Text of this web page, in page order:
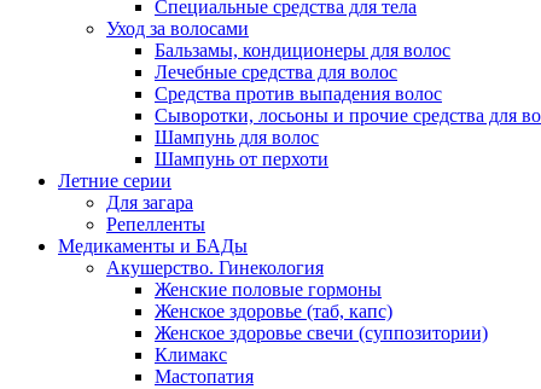
Специальные средства для тела
Уход за волосами
Бальзамы, кондиционеры для волос
Лечебные средства для волос
Средства против выпадения волос
Сыворотки, лосьоны и прочие средства для
Шампунь для волос
Шампунь от перхоти
Летние серии
Для загара
Репелленты
Медикаменты и БАДы
Акушерство. Гинекология
Женские половые гормоны
Женское здоровье (таб, капс)
Женское здоровье свечи (суппозитории)
Климакс
Мастопатия